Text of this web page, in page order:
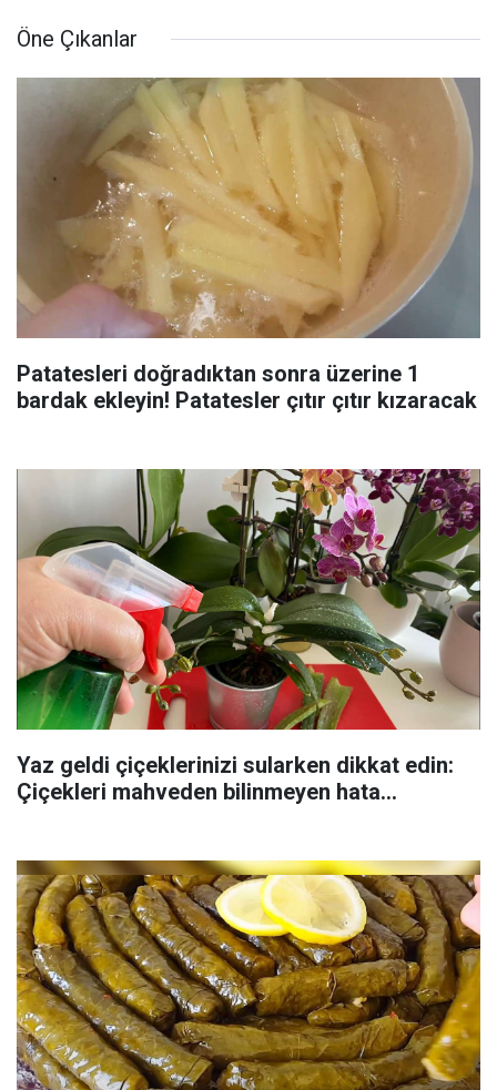
Öne Çıkanlar
Patatesleri doğradıktan sonra üzerine 1
bardak ekleyin! Patatesler çıtır çıtır kızaracak
Yaz geldi çiçeklerinizi sularken dikkat edin:
Çiçekleri mahveden bilinmeyen hata...